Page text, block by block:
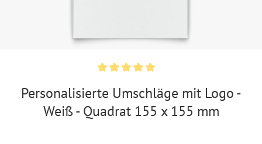
Personalisierte Umschläge mit Logo -
Weiß - Quadrat 155 x 155 mm